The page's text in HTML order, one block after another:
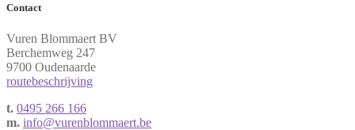
Contact
Vuren Blommaert BV
Berchemweg 247
9700 Oudenaarde
routebeschrijving
t. 0495 266 166
m. info@vurenblommaert.be